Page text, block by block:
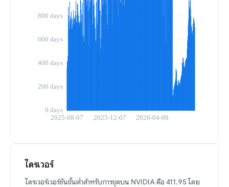
ไดรเวอร์
ไดรเวอร์เวอร์ชันขั้นต่ำสำหรับการขุดบน NVIDIA คือ 411.95 โดย